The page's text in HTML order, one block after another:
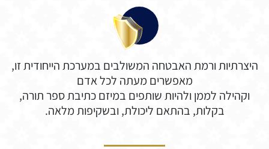
היצרתיות ורמת האבטחה המשולבים במערכת הייחודית זו,
מאפשרים מעתה לכל אדם
וקהילה לממן ולהיות שותפים במיזם כתיבת ספר תורה,
בקלות, בהתאם ליכולת, ובשקיפות מלאה.